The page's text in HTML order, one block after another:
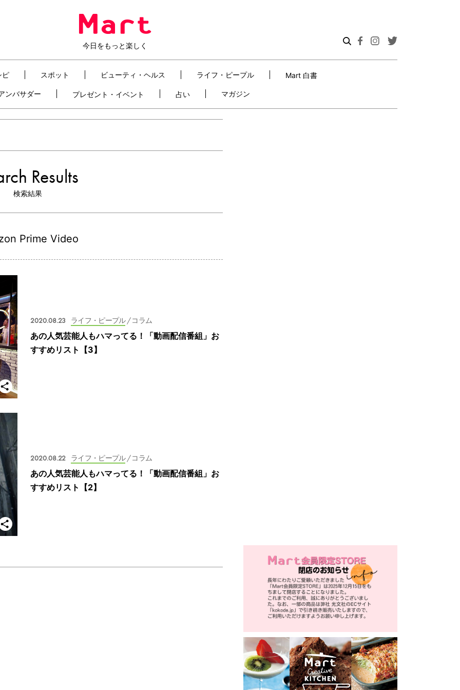
今日をもっと楽しく
ピ スポット ビューティ・ヘルス ライフ・ピープル Mart 白書
ンバサダー プレゼント・イベント 占い マガジン
Results
検索結果
Prime Video
2020.08.23 ライフ・ピープル/ コラム
あの人気芸能人もハマってる！「動画配信番組」お
すすめリスト【3】
2020.08.22 ライフ・ピープル/ コラム
あの人気芸能人もハマってる！「動画配信番組」お
すすめリスト【2】